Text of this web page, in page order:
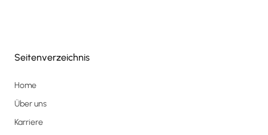
Seitenverzeichnis
Home
Über uns
Karriere